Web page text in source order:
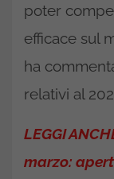
poter
efficace sul
ha
relativi al
LEGGI
marzo: